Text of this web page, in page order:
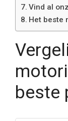
Vind al
Het beste
beste